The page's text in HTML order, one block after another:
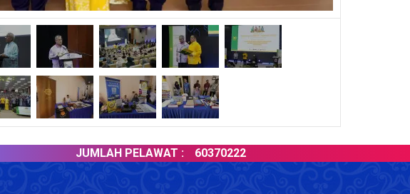
JUMLAH PELAWAT : 60370222